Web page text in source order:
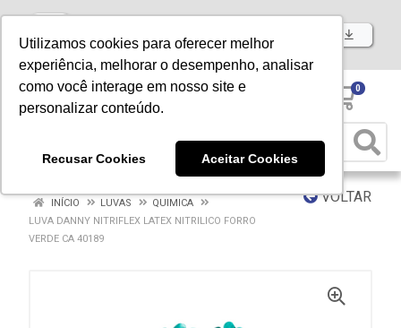
Utilizamos cookies para oferecer melhor
experiência, melhorar o desempenho, analisar
como você interage em nosso site e
personalizar conteúdo.
Recusar Cookies Aceitar Cookies
Baixe já nosso APP
0
VOLTAR
INÍCIO LUVAS
QUIMICA
LUVA DANNY NITRIFLEX LATEX NITRILICO FORRO
VERDE CA 40189